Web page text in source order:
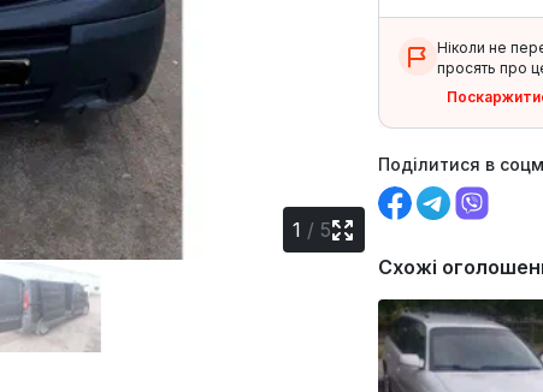
1 / 5
Ніколи не
просять про
Поділитися в
Схожі